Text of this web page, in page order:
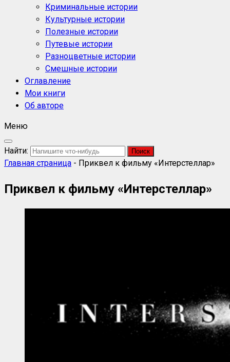
Криминальные истории
Культурные истории
Полезные истории
Путевые истории
Разноцветные истории
Смешные истории
Оглавление
Мои книги
Об авторе
Меню
Найти:
Главная страница - Приквел к фильму «Интерстеллар»
Приквел к фильму «Интерстеллар»